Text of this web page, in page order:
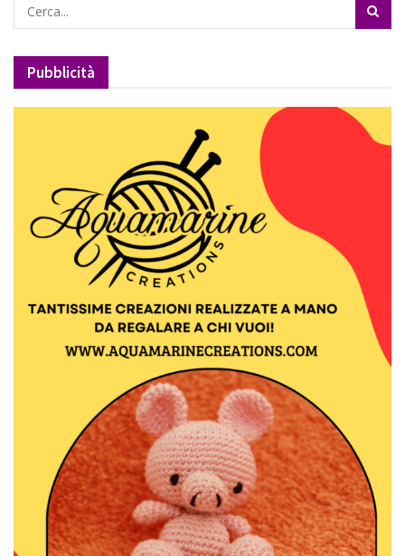
Pubblicità